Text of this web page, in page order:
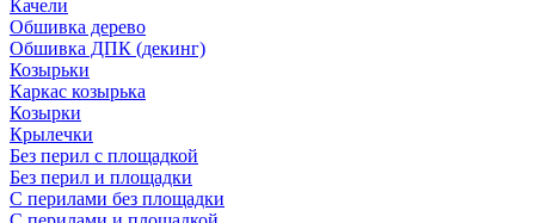
Качели
Обшивка дерево
Обшивка ДПК (декинг)
Козырьки
Каркас козырька
Козырки
Крылечки
Без перил с площадкой
Без перил и площадки
С перилами без площадки